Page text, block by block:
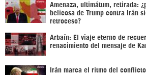
Amenaza, ultimátum, retirada:
belicosa de Trump contra Irán
retroceso?
Arbaín: El viaje eterno de
renacimiento del mensaje de
Irán marca el ritmo del conflicto